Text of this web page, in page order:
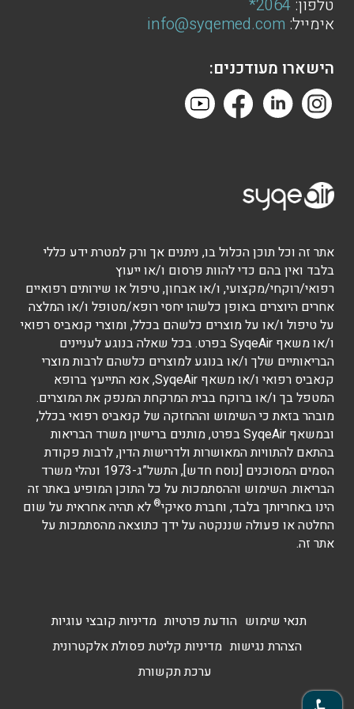
פתח סרגל נגישות
טלפון: 2064*
אימייל: info@syqemed.com
הישארו מעודכנים:
אתר זה וכל תוכן הכלול בו, ניתנים אך ורק למטרת ידע כללי
בלבד ואין בהם כדי להוות פרסום ו/או ייעוץ
רפואי/רוקחי/מקצועי, ו/או אבחון, טיפול או שירותים רפואיים
אחרים היוצרים באופן כלשהו יחסי רופא/מטופל ו/או המלצה
על טיפול ו/או על מוצרים כלשהם בכלל, ומוצרי קנאביס רפואי
ו/או משאף SyqeAir בפרט. בכל שאלה בנוגע לעניינים
הבריאותיים שלך ו/או בנוגע למוצרים כלשהם לרבות מוצרי
קנאביס רפואי ו/או משאף SyqeAir, אנא התייעץ ברופא
המטפל בך ו/או ברוקח בבית המרקחת המנפק את המוצרים.
מובהר בזאת כי השימוש וההחזקה של קנאביס רפואי בכלל,
ובמשאף SyqeAir בפרט, מותנים ברישיון משרד הבריאות
בהתאם להתוויות המאושרות ולדרישות הדין, לרבות פקודת
הסמים המסוכנים [נוסח חדש], התשל”ג-1973 ונהלי משרד
הבריאות. השימוש וההסתמכות על כל התוכן המופיע באתר זה
הינו באחריותך בלבד, וחברת סאיקי® לא תהיה אחראית על שום
החלטה או פעולה שננקטה על ידך כתוצאה מהסתמכות על
אתר זה.
תנאי שימוש הודעת פרטיות מדיניות קובצי עוגיות
הצהרת נגישות מדיניות קליטת פסולת אלקטרונית
ערכת תקשורת